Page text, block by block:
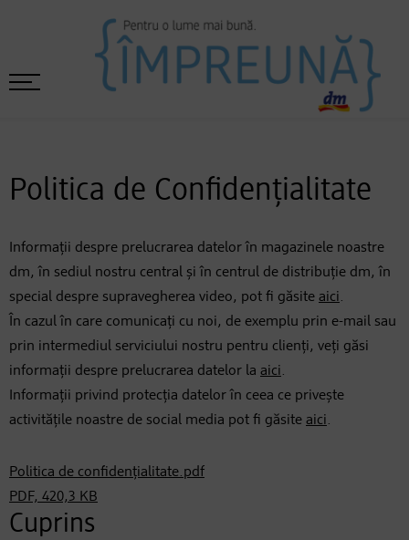
Politica de Confidențialitate
Informații despre prelucrarea datelor în magazinele noastre
dm, în sediul nostru central și în centrul de distribuție dm, în
special despre supravegherea video, pot fi găsite aici.
În cazul în care comunicați cu noi, de exemplu prin e-mail sau
prin intermediul serviciului nostru pentru clienți, veți găsi
informații despre prelucrarea datelor la aici.
Informații privind protecția datelor în ceea ce privește
activitățile noastre de social media pot fi găsite aici.
Politica de confidențialitate.pdf
PDF, 420,3 KB
Cuprins